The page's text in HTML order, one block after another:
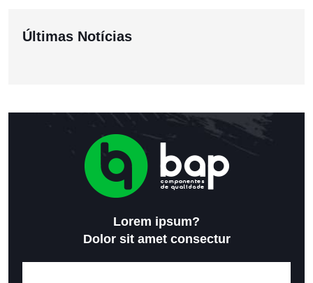
Últimas Notícias
Lorem ipsum?
Dolor sit amet consectur